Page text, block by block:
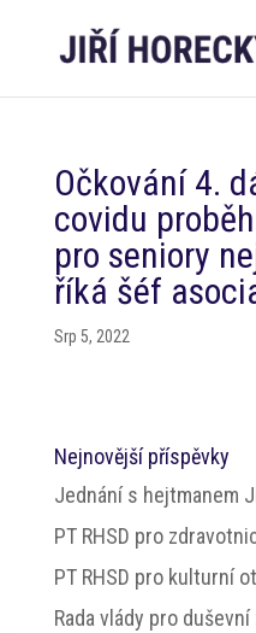
Očkování 4.
covidu
pro seniory
říká šéf
Srp 5, 2022
Nejnovější příspěvky
Jednání s hejtmanem
PT RHSD pro
PT RHSD pro kulturní
Rada vlády pro